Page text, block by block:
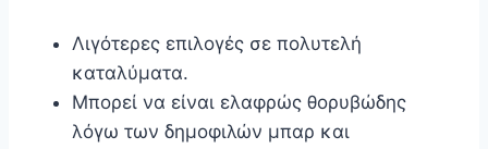
Λιγότερες επιλογές σε πολυτελή
καταλύματα.
Μπορεί να είναι ελαφρώς θορυβώδης
λόγω των δημοφιλών μπαρ και